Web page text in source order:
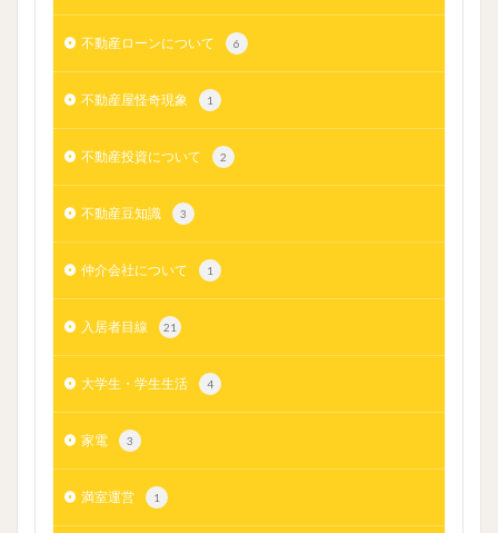
不動産ローンについて 6
不動産屋怪奇現象 1
不動産投資について 2
不動産豆知識 3
仲介会社について 1
入居者目線 21
大学生・学生生活 4
家電 3
満室運営 1